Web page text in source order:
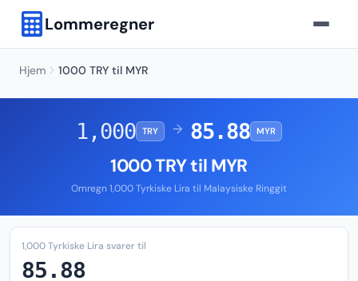
Lommeregner
Hjem 1000 TRY til MYR
1,000 TRY → 85.88 MYR
1000 TRY til MYR
Omregn 1,000 Tyrkiske Lira til Malaysiske Ringgit
1,000 Tyrkiske Lira svarer til
85.88